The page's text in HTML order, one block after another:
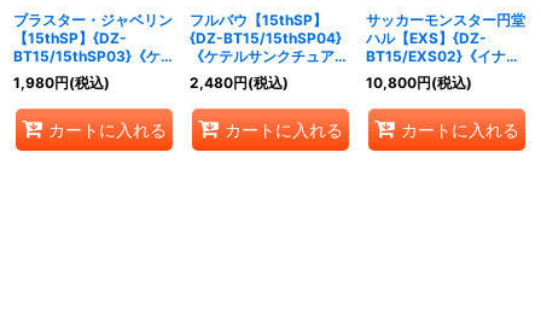
ブラスター・ジャベリン
【15thSP】{DZ-
BT15/15thSP03}《ケテ
ルサンクチュアリ》
1,980円(税込)
カートに入れる
フルバウ【15thSP】
{DZ-BT15/15thSP04}
《ケテルサンクチュア
リ》
2,480円(税込)
カートに入れる
サッカーモンスター円堂
ハル【EXS】{DZ-
BT15/EXS02}《イナズ
マイレブン》
10,800円(税込)
カートに入れる